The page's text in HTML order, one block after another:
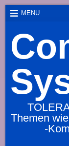
Skip
content
MENU
Themen
-